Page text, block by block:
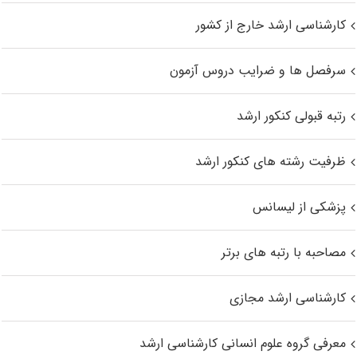
کارشناسی ارشد خارج از کشور
سرفصل ها و ضرایب دروس آزمون
رتبه قبولی کنکور ارشد
ظرفیت رشته های کنکور ارشد
پزشکی از لیسانس
مصاحبه با رتبه های برتر
کارشناسی ارشد مجازی
معرفی گروه علوم انسانی کارشناسی ارشد